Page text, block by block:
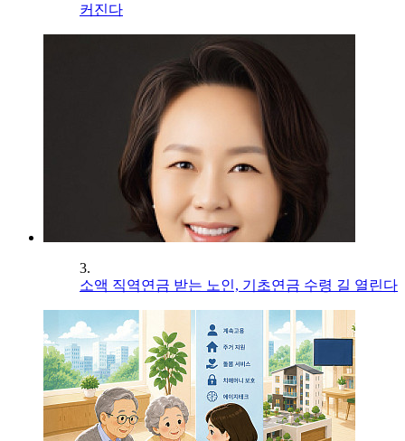
커진다
3.
소액 직역연금 받는 노인, 기초연금 수령 길 열린다